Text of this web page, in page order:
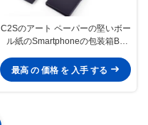
C2Sのアート ペーパーの堅いボー
ル紙のSmartphoneの包装箱B9
最高 の 価格 を 入手 する